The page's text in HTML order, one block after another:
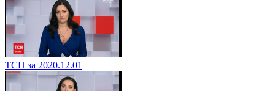
ТСН за 2020.12.01